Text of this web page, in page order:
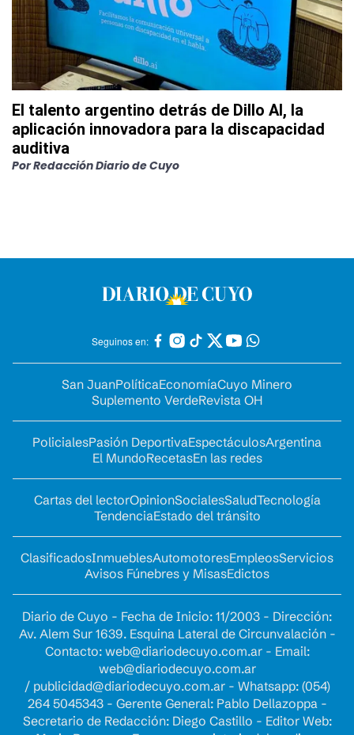
El talento argentino detrás de Dillo AI, la
aplicación innovadora para la discapacidad
auditiva
PorRedacción Diario de Cuyo
Seguinos en:
San JuanPolíticaEconomíaCuyo Minero
Suplemento VerdeRevista OH
PolicialesPasión DeportivaEspectáculosArgentina
El MundoRecetasEn las redes
Cartas del lectorOpinionSocialesSaludTecnología
TendenciaEstado del tránsito
ClasificadosInmueblesAutomotoresEmpleosServicios
Avisos Fúnebres y MisasEdictos
Diario de Cuyo - Fecha de Inicio: 11/2003 - Dirección:
Av. Alem Sur 1639. Esquina Lateral de Circunvalación -
Contacto: web@diariodecuyo.com.ar- Email:
web@diariodecuyo.com.ar
/ publicidad@diariodecuyo.com.ar- Whatsapp: (054)
264 5045343 - Gerente General: Pablo Dellazoppa -
Secretario de Redacción: Diego Castillo - Editor Web: